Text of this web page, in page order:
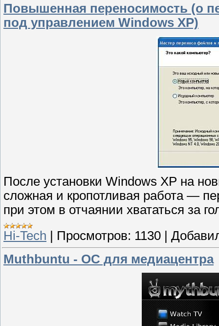
Повышенная переносимость (о
под управлением Windows XP)
После установки Windows XP на
сложная и кропотливая работа —
при этом в отчаянии хвататься за
Hi-Tech
Просмотров: 1130
Muthbuntu - OC для медиацентра